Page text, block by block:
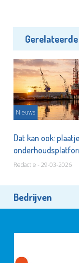
Nieuws
Dat kan ook:
Redactie - 29-03-2026
Bedrijven